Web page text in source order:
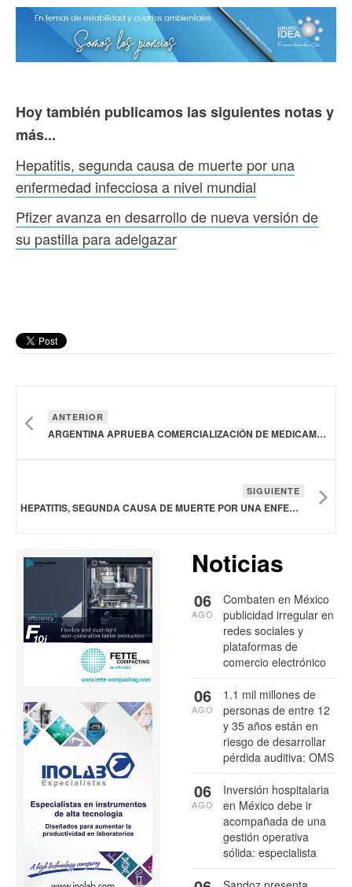
Hoy también publicamos las siguientes notas y
más...
Hepatitis, segunda causa de muerte por una
enfermedad infecciosa a nivel mundial
Pfizer avanza en desarrollo de nueva versión de
su pastilla para adelgazar
ANTERIOR
ARGENTINA APRUEBA COMERCIALIZACIÓN DE MEDICAMENTO PARA LA MIOCARDIOPATÍA HIPERTRÓFICA OBSTRUCTIVA SINTOMÁTICA
SIGUIENTE
HEPATITIS, SEGUNDA CAUSA DE MUERTE POR UNA ENFERMEDAD INFECCIOSA A NIVEL MUNDIAL
Noticias
Combaten en México
publicidad irregular en
redes sociales y
plataformas de
comercio electrónico
06
AGO
1.1 mil millones de
personas de entre 12
y 35 años están en
riesgo de desarrollar
pérdida auditiva: OMS
06
AGO
Inversión hospitalaria
en México debe ir
acompañada de una
gestión operativa
sólida: especialista
06
AGO